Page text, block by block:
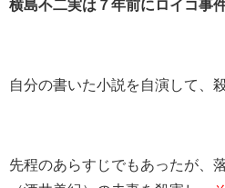
横島不二実は７年前にロイコ事
自分の書いた小説を自演して、
先程のあらすじでもあったが、